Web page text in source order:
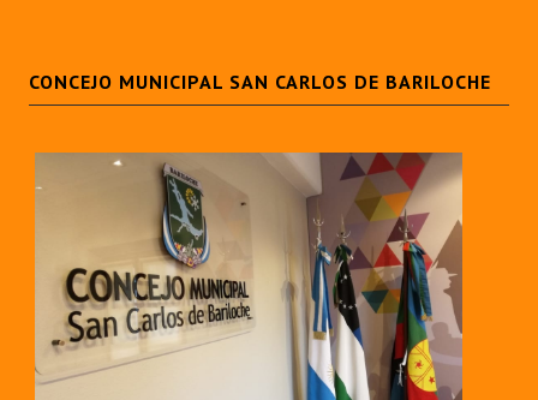
CONCEJO MUNICIPAL SAN CARLOS DE BARILOCHE